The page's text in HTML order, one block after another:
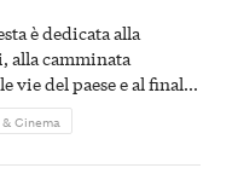
è dedicata alla
alla camminata
vie del paese e al finale
Cinema